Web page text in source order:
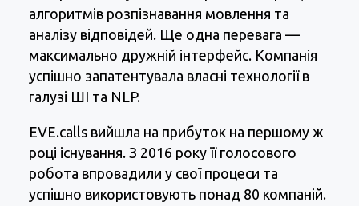
алгоритмів розпізнавання мовлення та
аналізу відповідей. Ще одна перевага —
максимально дружній інтерфейс. Компанія
успішно запатентувала власні технології в
галузі ШІ та NLP.
EVE.calls вийшла на прибуток на першому ж
році існування. З 2016 року її голосового
робота впровадили у свої процеси та
успішно використовують понад 80 компаній.